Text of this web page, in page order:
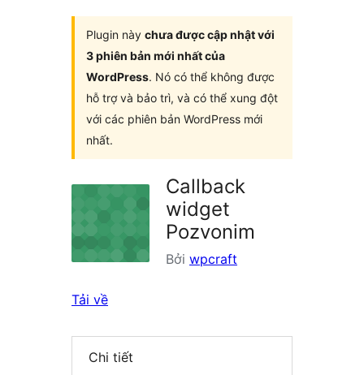
Plugin này chưa được cập nhật với
3 phiên bản mới nhất của
WordPress. Nó có thể không được
hỗ trợ và bảo trì, và có thể xung đột
với các phiên bản WordPress mới
nhất.
Callback
widget
Pozvonim
Bởi wpcraft
Tải về
Chi tiết